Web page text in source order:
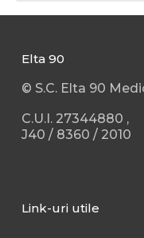
Elta 90
© S.C. Elta 90
C.U.I. 27344880 ,
J40 / 8360 / 2010
Link-uri utile